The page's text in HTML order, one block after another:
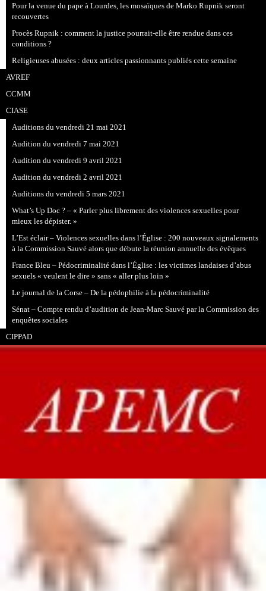
Pour la venue du pape à Lourdes, les mosaïques de Marko Rupnik seront
recouvertes
Procès Rupnik : comment la justice pourrait-elle être rendue dans ces
conditions ?
Religieuses abusées : deux articles passionnants publiés cette semaine
AVREF
CCMM
CIASE
Auditions du vendredi 21 mai 2021
Audition du vendredi 7 mai 2021
Audition du vendredi 9 avril 2021
Audition du vendredi 2 avril 2021
Auditions du vendredi 5 mars 2021
What’s Up Doc ? – « Parler plus librement des violences sexuelles pour
mieux les dépister. »
L’Est éclair – Violences sexuelles dans l’Église : 200 nouveaux signalements
à la Commission Sauvé alors que débute la réunion annuelle des évêques
France Bleu – Pédocriminalité dans l’Église : les victimes landaises d’abus
sexuels « veulent le dire » sans « aller plus loin »
Le journal de la Corse – De la pédophilie à la pédocriminalité
Sénat – Compte rendu d’audition de Jean-Marc Sauvé par la Commission des
enquêtes sociales
CIPPAD